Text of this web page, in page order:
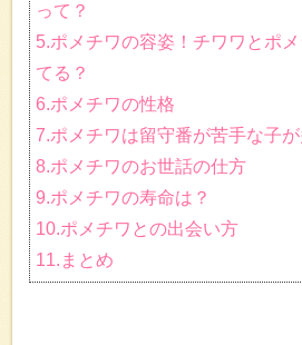
って？
5.ポメチワの容姿！チワワとポ
てる？
6.ポメチワの性格
7.ポメチワは留守番が苦手な子が
8.ポメチワのお世話の仕方
9.ポメチワの寿命は？
10.ポメチワとの出会い方
11.まとめ